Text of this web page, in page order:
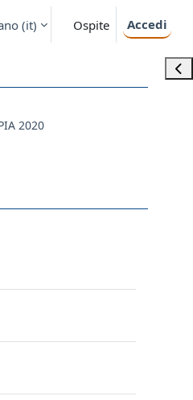
‎(it)‎ Ospite Accedi
2020